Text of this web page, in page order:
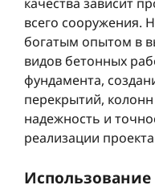
всего сооружения.
богатым опытом в
видов бетонных
фундамента,
перекрытий,
надежность и
реализации